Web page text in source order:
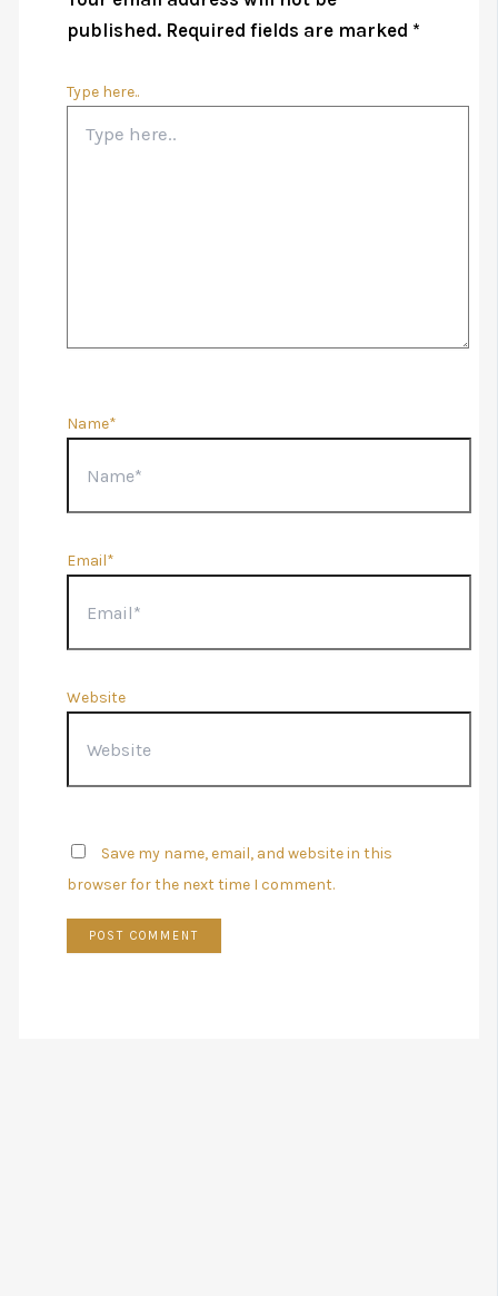
published. Required fields are marked *
Type here..
Name*
Email*
Website
Save my name, email, and website in this
browser for the next time I comment.